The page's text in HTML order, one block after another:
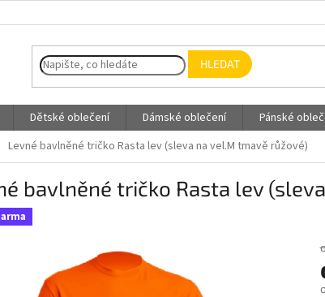
HLEDAT
Dětské oblečení Dámské oblečení Pánské
Levné bavlněné tričko Rasta lev (sleva na vel.M tmavě růžové)
bavlněné tričko Rasta lev